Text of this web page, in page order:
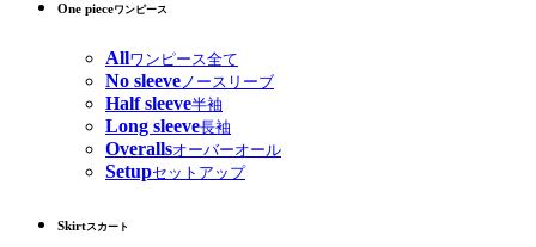
One pieceワンピース
Allワンピース全て
No sleeveノースリーブ
Half sleeve半袖
Long sleeve長袖
Overallsオーバーオール
Setupセットアップ
Skirtスカート